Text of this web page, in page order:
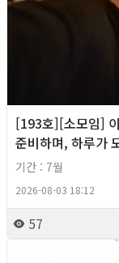
[193호][소모임]
준비하며, 하루가
기간 : 7월
2026-08-03 18:12
57